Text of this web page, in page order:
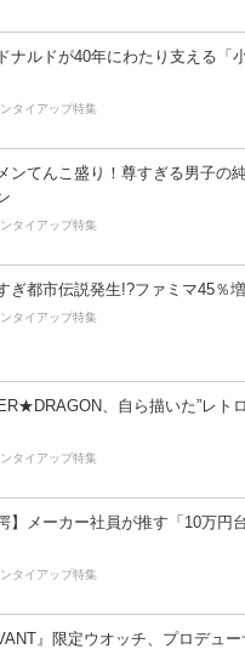
ナルドが40年にわたり支える「
タイアップ特集
ンてんこ盛り！尊すぎる男子の
タイアップ特集
ぎ都市伝説発生!?ファミマ45％
タイアップ特集
、自ら描いた”レト
タイアップ特集
愕】メーカー社員が推す「10万円
タイアップ特集
』限定ウオッチ、プロデュ